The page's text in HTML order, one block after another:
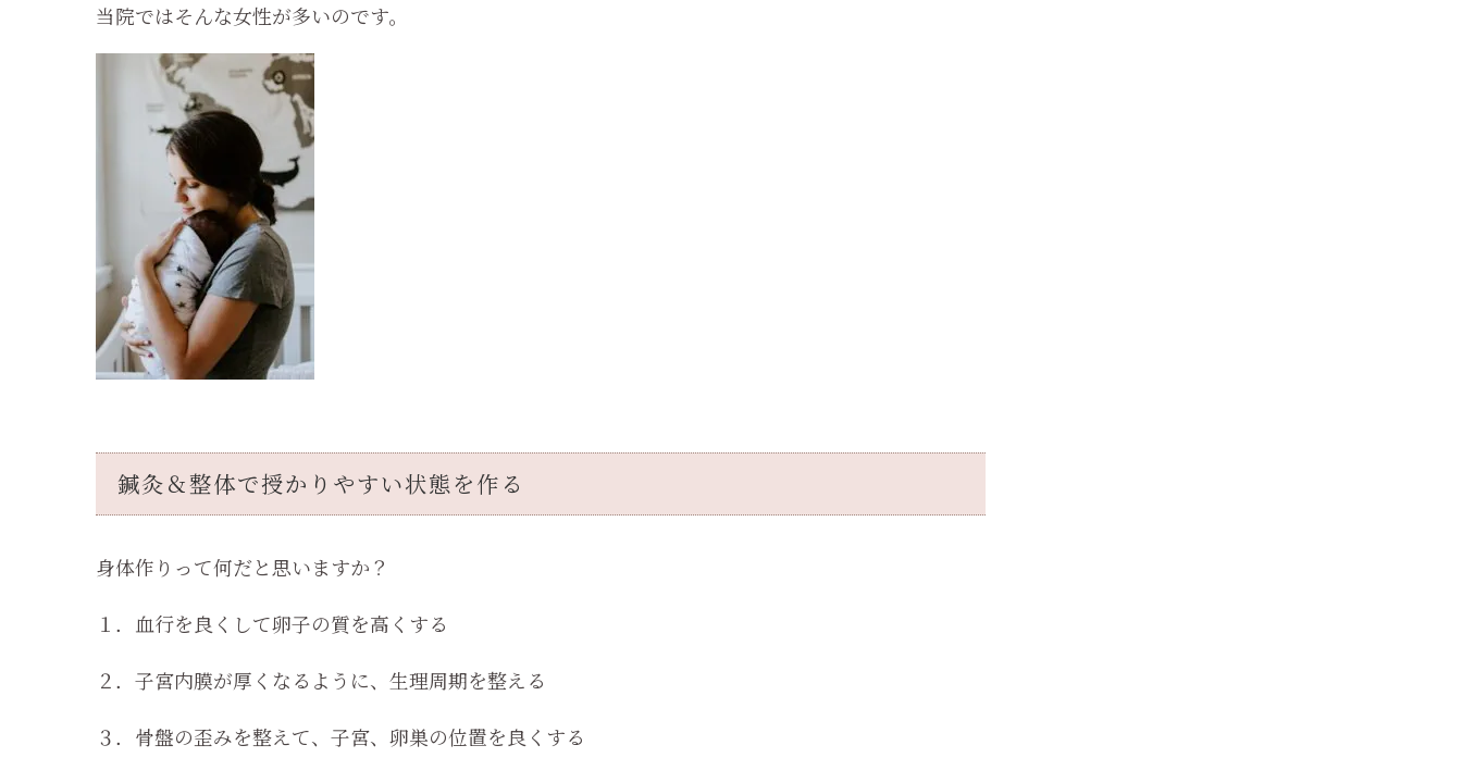
当院ではそんな女性が多いのです。
鍼灸＆整体で授かりやすい状態を作る
身体作りって何だと思いますか？
１．血行を良くして卵子の質を高くする
２．子宮内膜が厚くなるように、生理周期を整える
３．骨盤の歪みを整えて、子宮、卵巣の位置を良くする